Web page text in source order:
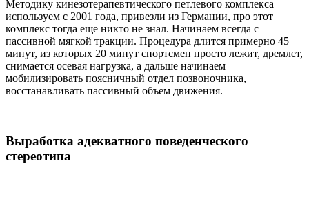
Методику кинезотерапевтического петлевого комплекса
используем с 2001 года, привезли из Германии, про этот
комплекс тогда еще никто не знал. Начинаем всегда с
пассивной мягкой тракции. Процедура длится примерно 45
минут, из которых 20 минут спортсмен просто лежит, дремлет,
снимается осевая нагрузка, а дальше начинаем
мобилизировать поясничный отдел позвоночника,
восстанавливать пассивный объем движения.
Выработка адекватного поведенческого
стереотипа